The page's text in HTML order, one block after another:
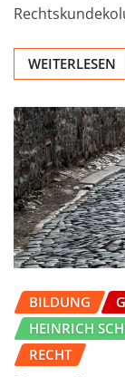
WEITERLESEN
BILDUNG
HEINRICH
RECHT